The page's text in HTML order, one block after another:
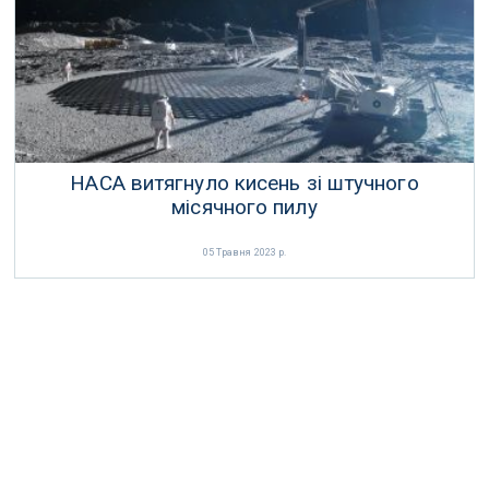
10 Липня 2023 р.
НАСА витягнуло кисень зі штучного
місячного пилу
05 Травня 2023 р.